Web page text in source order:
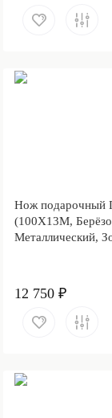
Нож подарочный
(100Х13М,
Металлический,
12 750 ₽